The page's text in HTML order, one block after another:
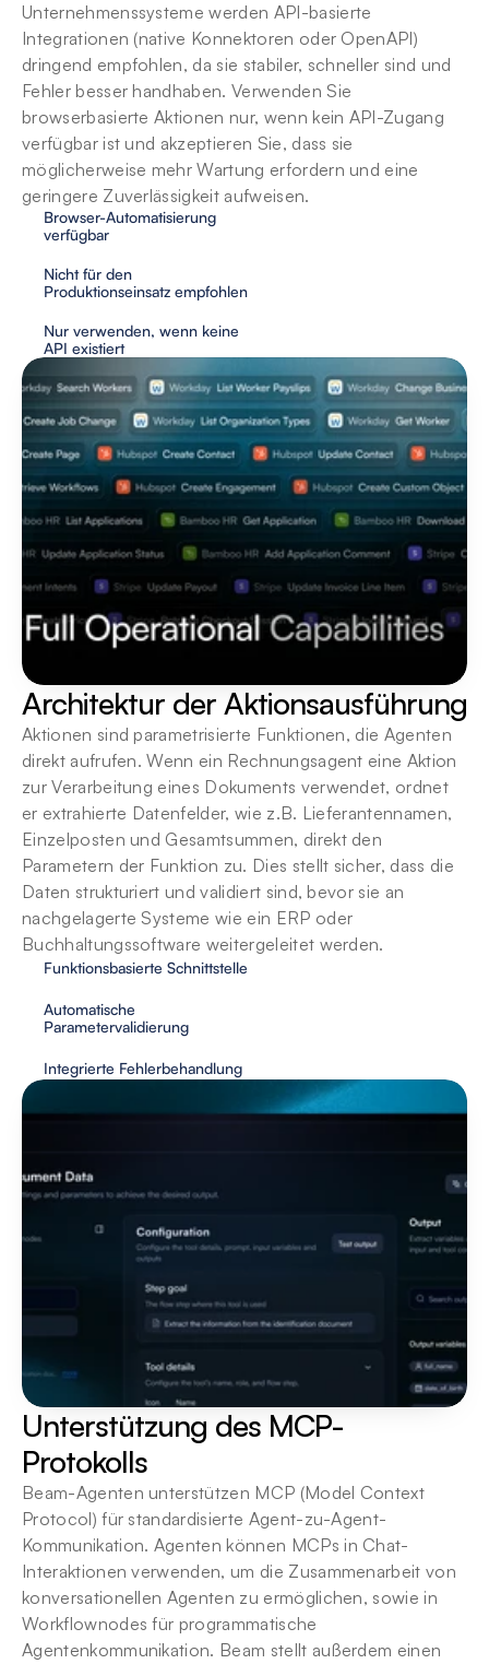
Unternehmenssysteme werden API-basierte
Integrationen (native Konnektoren oder OpenAPI)
dringend empfohlen, da sie stabiler, schneller sind und
Fehler besser handhaben. Verwenden Sie
browserbasierte Aktionen nur, wenn kein API-Zugang
verfügbar ist und akzeptieren Sie, dass sie
möglicherweise mehr Wartung erfordern und eine
geringere Zuverlässigkeit aufweisen.
Browser-Automatisierung
verfügbar
Nicht für den
Produktionseinsatz empfohlen
Nur verwenden, wenn keine
API existiert
Architektur der Aktionsausführung
Aktionen sind parametrisierte Funktionen, die Agenten
direkt aufrufen. Wenn ein Rechnungsagent eine Aktion
zur Verarbeitung eines Dokuments verwendet, ordnet
er extrahierte Datenfelder, wie z.B. Lieferantennamen,
Einzelposten und Gesamtsummen, direkt den
Parametern der Funktion zu. Dies stellt sicher, dass die
Daten strukturiert und validiert sind, bevor sie an
nachgelagerte Systeme wie ein ERP oder
Buchhaltungssoftware weitergeleitet werden.
Funktionsbasierte Schnittstelle
Automatische
Parametervalidierung
Integrierte Fehlerbehandlung
Unterstützung des MCP-
Protokolls
Beam-Agenten unterstützen MCP (Model Context
Protocol) für standardisierte Agent-zu-Agent-
Kommunikation. Agenten können MCPs in Chat-
Interaktionen verwenden, um die Zusammenarbeit von
konversationellen Agenten zu ermöglichen, sowie in
Workflownodes für programmatische
Agentenkommunikation. Beam stellt außerdem einen